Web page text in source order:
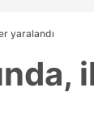
yaralandı